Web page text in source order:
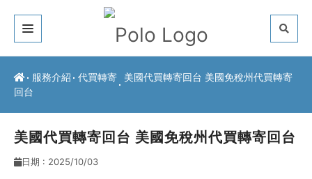
關於我們
服務介紹
常見問題
服務介紹 代買轉寄
美國代買轉寄回台 美國免稅州代買轉寄
回台
美國代買轉寄回台 美國免稅州代買轉寄回台
日期 : 2025/10/03